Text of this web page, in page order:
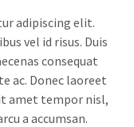
adipiscing elit.
vel id risus. Duis
consequat
ac. Donec laoreet
amet tempor nisl,
a accumsan.